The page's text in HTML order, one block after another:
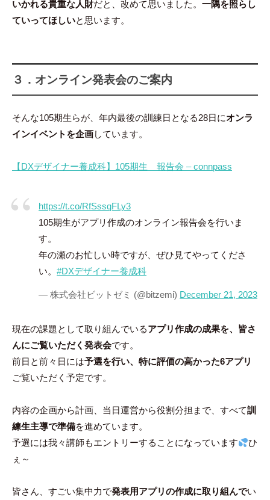
いかれる貴重な人財だと、改めて思いました。 一隅を照らし
ていってほしいと思います。
３．オンライン発表会のご案内
そんな105期生らが、年内最後の訓練日となる28日にオンラ
インイベントを企画しています。
【DXデザイナー養成科】105期生 報告会 – connpass
https://t.co/RfSssqFLy3
105期生がアプリ作成のオンライン報告会を行いま
す。
年の瀬のお忙しい時ですが、ぜひ見てやってくださ
い。 #DXデザイナー養成科
— 株式会社ビットゼミ (@bitzemi) December 21, 2023
現在の課題として取り組んでいるアプリ作成の成果を、皆さ
んにご覧いただく発表会です。
前日と前々日には予選を行い、特に評価の高かった6アプリ
ご覧いただく予定です。
内容の企画から計画、当日運営から役割分担まで、すべて訓
練生主導で準備を進めています。
予選には我々講師もエントリーすることになっています
ひ
ぇ～
皆さん、すごい集中力で発表用アプリの作成に取り組んでい